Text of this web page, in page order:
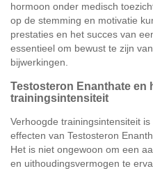
hormoon onder medisch
op de stemming en motivatie
prestaties en het succes van
essentieel om bewust te zijn
bijwerkingen.
Testosteron Enanthate en
trainingsintensiteit
Verhoogde trainingsintensiteit
effecten van Testosteron
Het is niet ongewoon om een
en uithoudingsvermogen te